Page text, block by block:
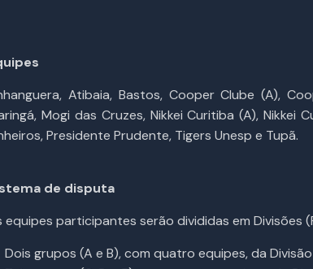
Atibaia, Bastos, Cooper Clube (A),
Mogi das Cruzes, Nikkei Curitiba (A), Nikkei
Presidente Prudente, Tigers Unesp e Tupã.
de disputa
equipes participantes serão divididas em Divisões
Dois grupos (A e B), com quatro equipes, da